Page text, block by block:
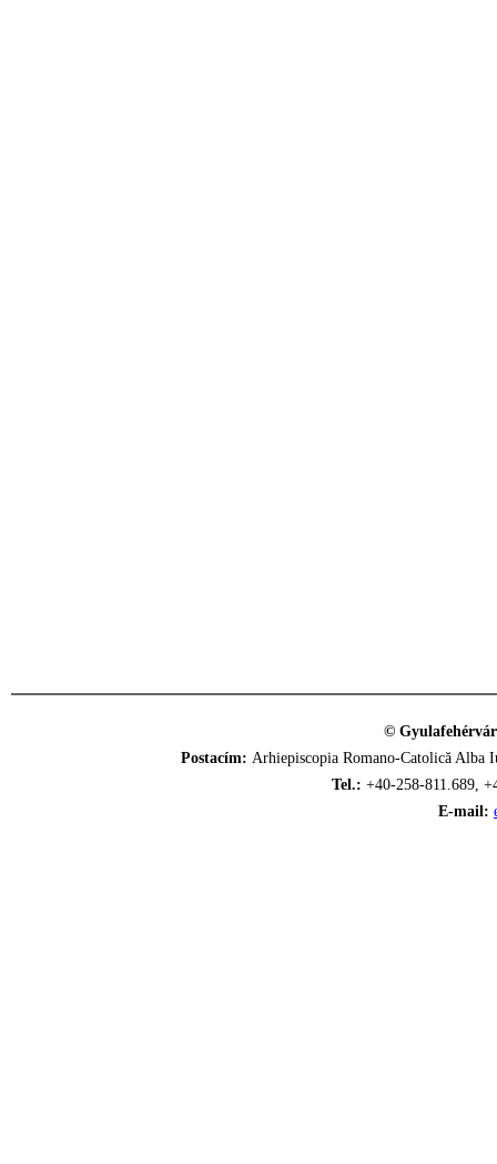
©
Postacím: Arhiepiscopia Romano-Catolică
Tel.: +40-258-811.689,
E-mail: